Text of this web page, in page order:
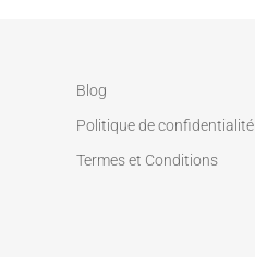
Blog
Politique de confidentialité
Termes et Conditions